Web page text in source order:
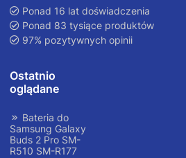
Ponad 16 lat doświadczenia
Ponad 83 tysiące produktów
97% pozytywnych opinii
Ostatnio
oglądane
Bateria do
Samsung Galaxy
Buds 2 Pro SM-
R510 SM-R177